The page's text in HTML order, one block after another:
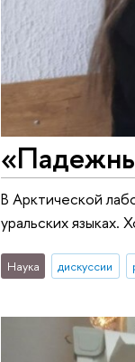
В Арктической
уральских языках.
Наука дискуссии